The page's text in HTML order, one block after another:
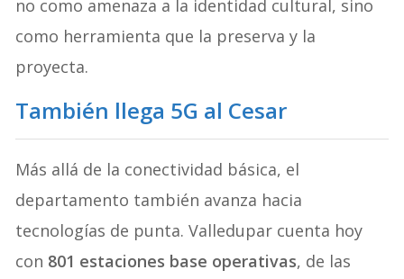
no como amenaza a la identidad cultural, sino
como herramienta que la preserva y la
proyecta.
También llega 5G al Cesar
Más allá de la conectividad básica, el
departamento también avanza hacia
tecnologías de punta. Valledupar cuenta hoy
con 801 estaciones base operativas, de las